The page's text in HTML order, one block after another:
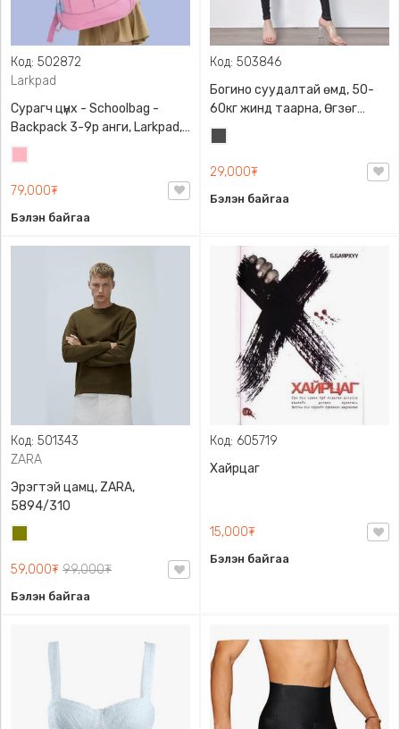
Код: 502872
Larkpad
Сурагч цүнх - Schoolbag -
Backpack 3-9р анги, Larkpad,
9009-10128, Цацруулагчтай,
Олон тасалгаатай
79,000₮
Бэлэн байгаа
Код: 503846
Богино суудалтай өмд, 50-
60кг жинд таарна, Өгзөг
өргөгчтэй
29,000₮
Бэлэн байгаа
Код: 501343
ZARA
Эрэгтэй цамц, ZARA,
5894/310
59,000₮ 99,000₮
Бэлэн байгаа
Код: 605719
Хайрцаг
15,000₮
Бэлэн байгаа